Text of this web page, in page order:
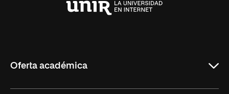
Oferta académica